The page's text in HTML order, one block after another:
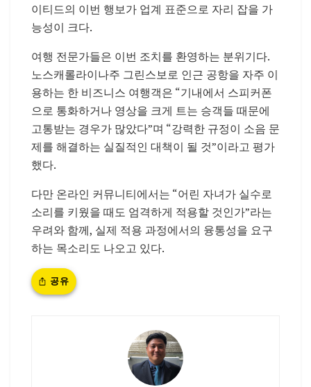
이티드의 이번 행보가 업계 표준으로 자리 잡을 가
능성이 크다.
여행 전문가들은 이번 조치를 환영하는 분위기다.
노스캐롤라이나주 그린스보로 인근 공항을 자주 이
용하는 한 비즈니스 여행객은 “기내에서 스피커폰
으로 통화하거나 영상을 크게 트는 승객들 때문에
고통받는 경우가 많았다”며 “강력한 규정이 소음 문
제를 해결하는 실질적인 대책이 될 것”이라고 평가
했다.
다만 온라인 커뮤니티에서는 “어린 자녀가 실수로
소리를 키웠을 때도 엄격하게 적용할 것인가”라는
우려와 함께, 실제 적용 과정에서의 융통성을 요구
하는 목소리도 나오고 있다.
공유